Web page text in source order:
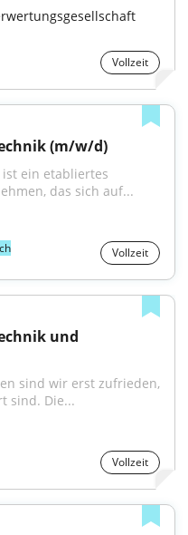
Vollzeit
(m/w/d)
ist ein etabliertes
das sich auf...
Vollzeit
und
sind wir erst zufrieden,
sind. Die...
Vollzeit